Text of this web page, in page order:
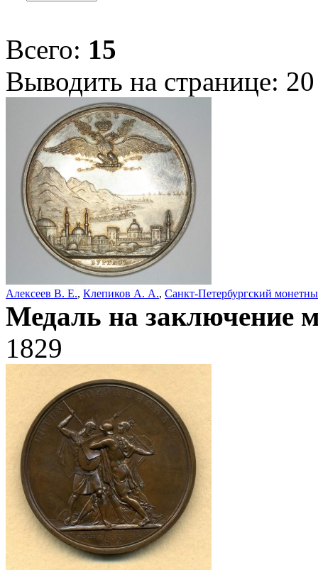
Всего: 15
Выводить на странице: 20
Алексеев В. Е., Клепиков А. А., Санкт-Петербургский
Медаль на заключение
1829